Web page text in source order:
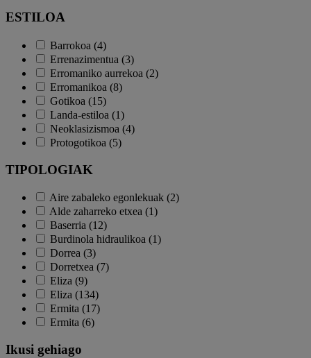
ESTILOA
Barrokoa (4)
Errenazimentua (3)
Erromaniko aurrekoa (2)
Erromanikoa (8)
Gotikoa (15)
Landa-estiloa (1)
Neoklasizismoa (4)
Protogotikoa (5)
TIPOLOGIAK
Aire zabaleko egonlekuak (2)
Alde zaharreko etxea (1)
Baserria (12)
Burdinola hidraulikoa (1)
Dorrea (3)
Dorretxea (7)
Eliza (9)
Eliza (134)
Ermita (17)
Ermita (6)
Ikusi gehiago